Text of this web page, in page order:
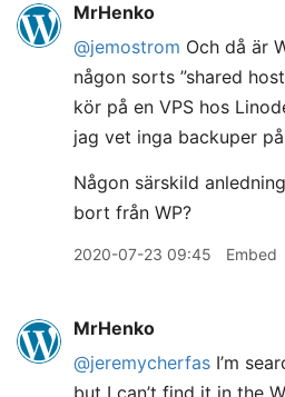
MrHenko
@jemostrom Och då är
någon sorts ”shared
kör på en VPS hos
jag vet inga backuper på
Någon särskild
bort från WP?
2020-07-23 09:45 Embed
MrHenko
@jeremycherfas I’m
but I can’t find it in the